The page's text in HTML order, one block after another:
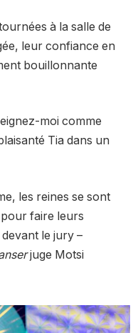
à la salle de
leur confiance en
bouillonnante
moi comme
Tia dans un
les reines se sont
faire leurs
le jury –
juge Motsi